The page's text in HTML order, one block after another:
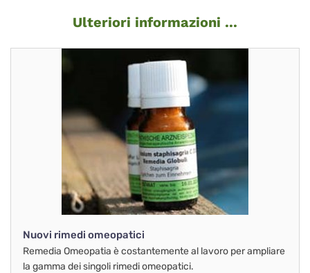
Ulteriori informazioni ...
Nuovi rimedi omeopatici
Remedia Omeopatia è costantemente al lavoro per ampliare
la gamma dei singoli rimedi omeopatici.